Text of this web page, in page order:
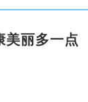
美丽多一点